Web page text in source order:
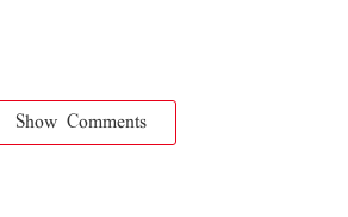
Show Comments